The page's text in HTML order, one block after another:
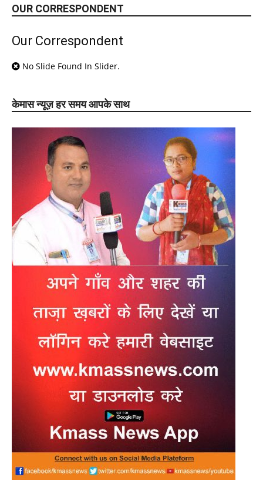
OUR CORRESPONDENT
Our Correspondent
No Slide Found In Slider.
केमास न्यूज़ हर समय आपके साथ